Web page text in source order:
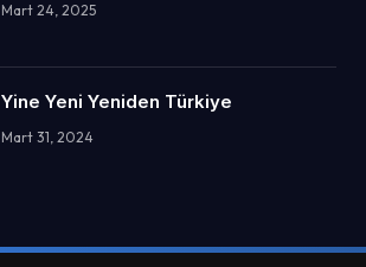
Mart 24, 2025
Yine Yeni Yeniden Türkiye
Mart 31, 2024